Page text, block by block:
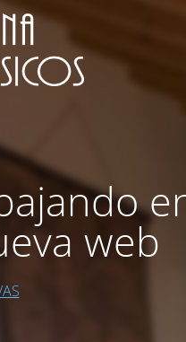
web